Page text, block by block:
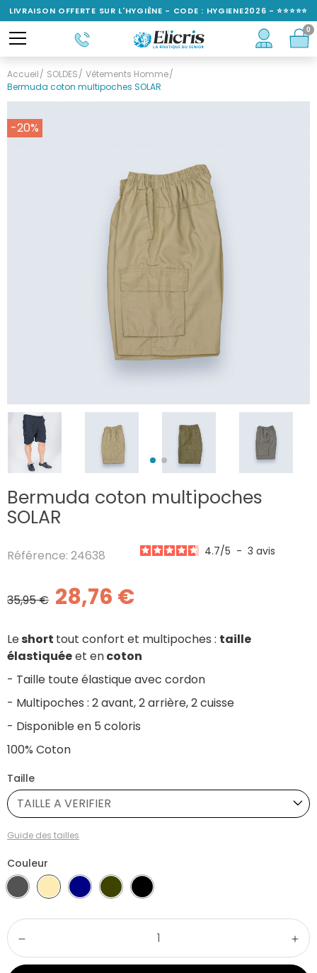
Accueil SOLDES
Vêtements Homme
Bermuda coton multipoches SOLAR
-20%
Bermuda coton multipoches
SOLAR
Référence: 24638 4.7/5 - 3 avis
35,95 € 28,76 €
Leshort tout confort et multipoches : taille
élastiquéeet encoton
- Taille toute élastique avec cordon
- Multipoches : 2 avant, 2 arrière, 2 cuisse
- Disponible en 5 coloris
100% Coton
Couleur
Taille
TAILLE A VERIFIER
Guide des tailles
LIVRAISON OFFERTE SUR L'HYGIÈNE - CODE : HYGIENE2026 - ⭐⭐⭐⭐⭐
NOTÉ 4,6/5
0